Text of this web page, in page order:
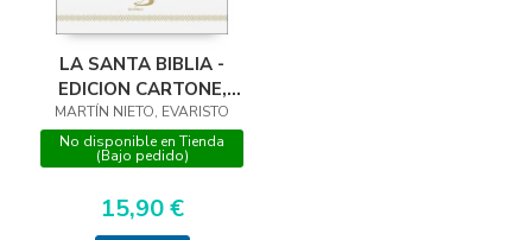
LA SANTA BIBLIA -
EDICION CARTONE,
ORO Y UÑEROS
MARTÍN NIETO, EVARISTO
No disponible en Tienda
(Bajo pedido)
15,90 €